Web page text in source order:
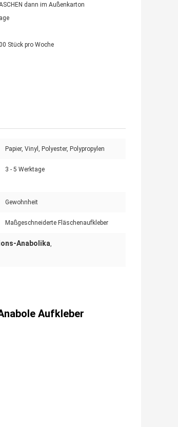
dann im Außenkarton
Stück pro Woche
Papier, Vinyl, Polyester, Polypropylen
3 - 5 Werktage
Gewohnheit
Maßgeschneiderte Fläschenaufkleber
Anabolika,
Aufkleber